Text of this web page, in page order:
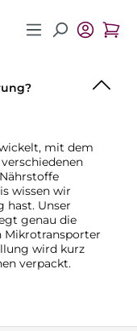
mit dem
wissen wir
hast. Unser
genau die
Mikrotransporter
wird kurz
verpackt.